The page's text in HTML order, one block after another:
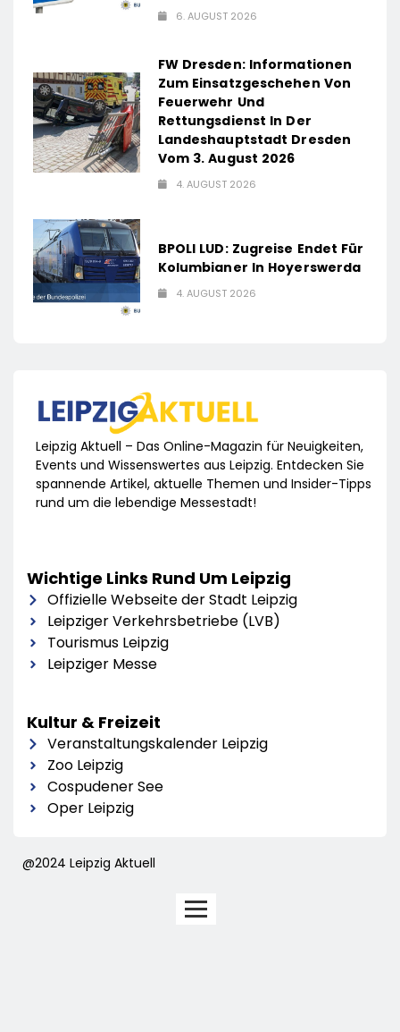
6. AUGUST 2026
FW Dresden: Informationen
Zum Einsatzgeschehen Von
Feuerwehr Und
Rettungsdienst In Der
Landeshauptstadt Dresden
Vom 3. August 2026
4. AUGUST 2026
BPOLI LUD: Zugreise Endet Für
Kolumbianer In Hoyerswerda
4. AUGUST 2026
Leipzig Aktuell – Das Online-Magazin für Neuigkeiten,
Events und Wissenswertes aus Leipzig. Entdecken Sie
spannende Artikel, aktuelle Themen und Insider-Tipps
rund um die lebendige Messestadt!
Wichtige Links Rund Um Leipzig
Offizielle Webseite der Stadt Leipzig
Leipziger Verkehrsbetriebe (LVB)
Tourismus Leipzig
Leipziger Messe
Kultur & Freizeit
Veranstaltungskalender Leipzig
Zoo Leipzig
Cospudener See
Oper Leipzig
@2024 Leipzig Aktuell